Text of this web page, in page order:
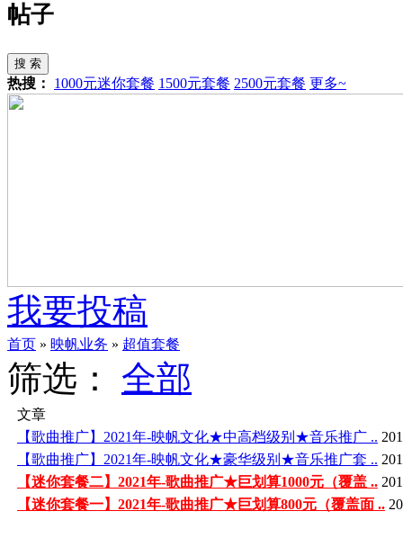
帖子
搜 索
热搜： 1000元迷你套餐 1500元套餐 2500元套餐 更多~
我要投稿
首页 » 映帆业务 » 超值套餐
筛选： 全部
文章
【歌曲推广】2021年-映帆文化★中高档级别★音乐推广 ..
【歌曲推广】2021年-映帆文化★豪华级别★音乐推广套 ..
【迷你套餐二】2021年-歌曲推广★巨划算1000元（覆盖 ..
【迷你套餐一】2021年-歌曲推广★巨划算800元（覆盖面 ..